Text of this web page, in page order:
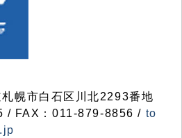
幌市白石区川北2293番地
/ FAX：011-879-8856 / to